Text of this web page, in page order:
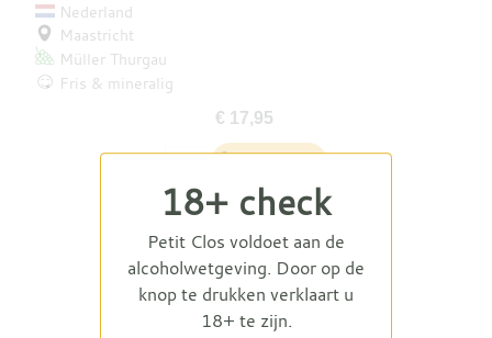
Nederland
Maastricht
Müller Thurgau
Fris & mineralig
€ 17,95
18+ check
Petit Clos voldoet aan de
alcoholwetgeving. Door op de
knop te drukken verklaart u
18+ te zijn.